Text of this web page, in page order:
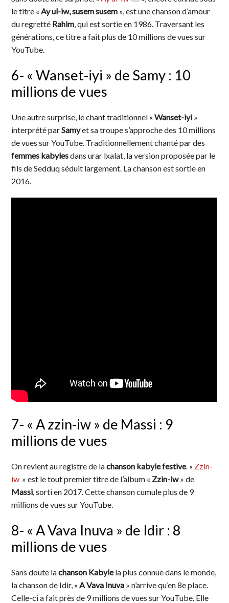
le titre « Ay ul-iw, susem susem », est une chanson d’amour
du regretté Rahim , qui est sortie en 1986. Traversant les
générations, ce titre a fait plus de 10 millions de vues sur
YouTube.
6- « Wanset-iyi » de Samy : 10
millions de vues
Une autre surprise, le chant traditionnel «Wanset-iyi »
interprété parSamyet sa troupe s’approche des 10 millions
de vues sur YouTube. Traditionnellement chanté par des
femmes kabylesdans urar lxalat, la version proposée par le
fils de Sedduq séduit largement. La chanson est sortie en
2016.
7- « A zzin-iw » de Massi : 9
millions de vues
On revient au registre de lachanson kabyle festive. « Zzin-
iw » est le tout premier titre de l’album « Zzin-iw» de
Massi , sorti en 2017. Cette chanson cumule plus de 9
millions de vues sur YouTube.
8- « A Vava Inuva » de Idir : 8
millions de vues
Sans doute lachanson Kabylela plus connue dans le monde,
la chanson de Idir, « A Vava Inuva » n’arrive qu’en 8e place.
Celle-ci a fait près de 9 millions de vues sur YouTube. Elle